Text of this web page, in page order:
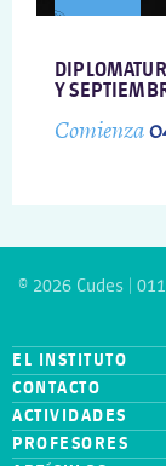
Y
Comienza
© 2026 Cudes |
EL INSTITUTO
CONTACTO
ACTIVIDADES
PROFESORES